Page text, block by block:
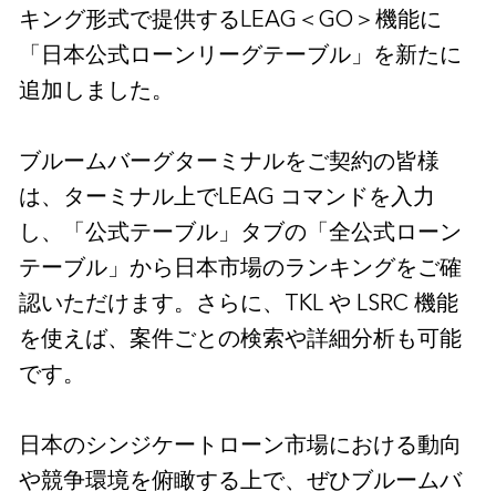
キング形式で提供するLEAG＜GO＞機能に
「日本公式ローンリーグテーブル」を新たに
追加しました。
ブルームバーグターミナルをご契約の皆様
は、ターミナル上でLEAG コマンドを入力
し、「公式テーブル」タブの「全公式ローン
テーブル」から日本市場のランキングをご確
認いただけます。さらに、TKL や LSRC 機能
を使えば、案件ごとの検索や詳細分析も可能
です。
日本のシンジケートローン市場における動向
や競争環境を俯瞰する上で、ぜひブルームバ